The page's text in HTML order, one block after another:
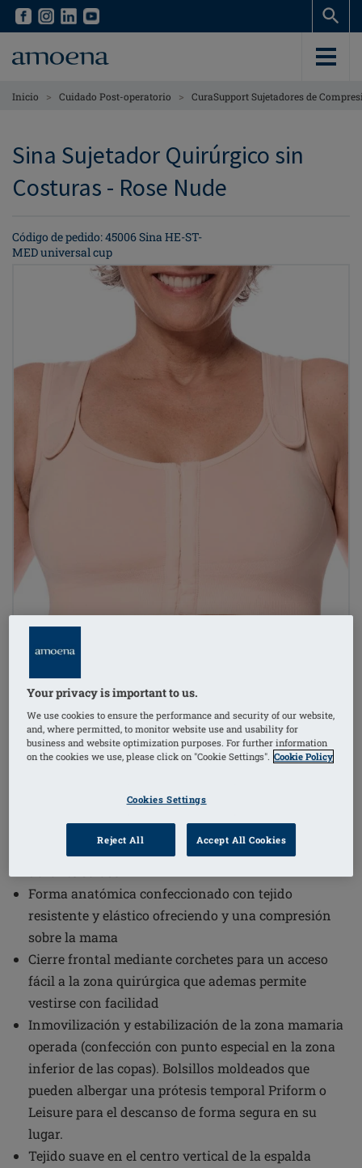
Skip
content
Skip
content
Inicio > Cuidado Post-operatorio > CuraSupport Sujetadores de
Sina Sujetador Quirúrgico sin
Costuras - Rose Nude
Código de pedido: 45006 Sina HE-ST-
MED universal cup
1/6
Tirantes anchos ajustables con cierre de bucle
gancho para una adaptacióon fácil y confort
Forma anatómica confeccionado con tejido
resistente y elástico ofreciendo y una compresión
sobre la mama
Cierre frontal mediante corchetes para un acceso
fácil a la zona quirúrgica que ademas permite
vestirse con facilidad
Inmovilización y estabilización de la zona mamaria
operada (confección con punto especial en la zona
inferior de las copas). Bolsillos moldeados que
pueden albergar una prótesis temporal Priform o
Leisure para el descanso de forma segura en su
lugar.
Tejido suave en el centro vertical de la espalda
Your privacy is important to us.
We use cookies to ensure the performance and security of our website,
and, where permitted, to monitor website use and usability for
business and website optimization purposes. For further information
on the cookies we use, please click on "Cookie Settings". Cookie Policy
Cookies Settings
Reject All Accept All Cookies